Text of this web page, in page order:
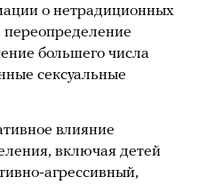
о нетрадиционных
переопределение
большего числа
сексуальные
влияние
включая детей
агрессивный,